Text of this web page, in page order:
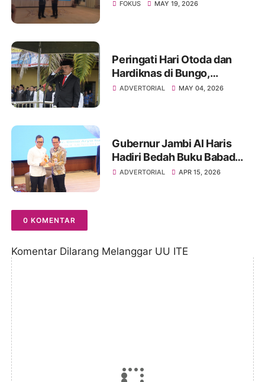
FOKUS MAY 19, 2026
Peringati Hari Otoda dan
Hardiknas di Bungo,
Gubernur Jambi Al Haris
ADVERTORIAL MAY 04, 2026
Gubernur Jambi Al Haris
Hadiri Bedah Buku Babad
Alas, Karya Autobiografi-
ADVERTORIAL APR 15, 2026
0 KOMENTAR
Komentar Dilarang Melanggar UU ITE